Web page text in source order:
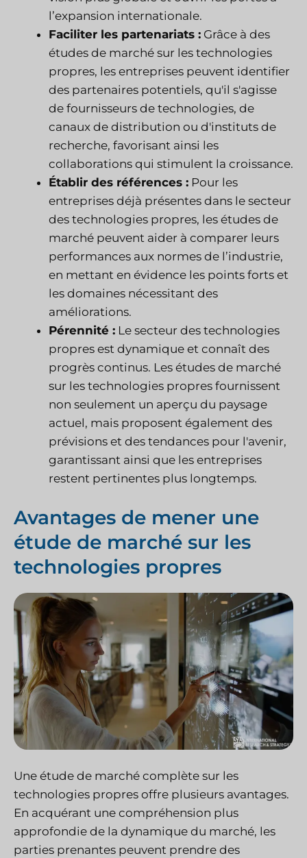
l’expansion internationale.
Faciliter les partenariats : Grâce à des
études de marché sur les technologies
propres, les entreprises peuvent identifier
des partenaires potentiels, qu'il s'agisse
de fournisseurs de technologies, de
canaux de distribution ou d'instituts de
recherche, favorisant ainsi les
collaborations qui stimulent la croissance.
Établir des références : Pour les
entreprises déjà présentes dans le secteur
des technologies propres, les études de
marché peuvent aider à comparer leurs
performances aux normes de l’industrie,
en mettant en évidence les points forts et
les domaines nécessitant des
améliorations.
Pérennité : Le secteur des technologies
propres est dynamique et connaît des
progrès continus. Les études de marché
sur les technologies propres fournissent
non seulement un aperçu du paysage
actuel, mais proposent également des
prévisions et des tendances pour l'avenir,
garantissant ainsi que les entreprises
restent pertinentes plus longtemps.
Avantages de mener une
étude de marché sur les
technologies propres
Une étude de marché complète sur les
technologies propres offre plusieurs avantages.
En acquérant une compréhension plus
approfondie de la dynamique du marché, les
parties prenantes peuvent prendre des